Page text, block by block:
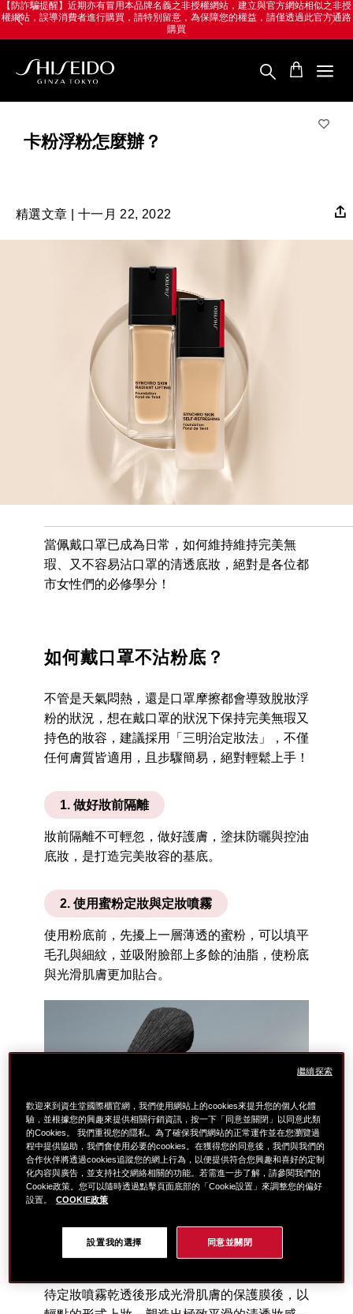
跳
至
Skip
to
導購享LINE POINTS 最高8%回饋，
滿額再贈300點 點我享回饋→
【
資
國卡粉浮粉怎麼辦？
精選文章 | 十一月 22, 2022
當佩戴口罩已成為日常，如何維持維持完美無
瑕、又不容易沾口罩的清透底妝，絕對是各位都
市女性們的必修學分！
如何戴口罩不沾粉底？
不管是天氣悶熱，還是口罩摩擦都會導致脫妝浮
粉的狀況，想在戴口罩的狀況下保持完美無瑕又
持色的妝容，建議採用「三明治定妝法」，不僅
任何膚質皆適用，且步驟簡易，絕對輕鬆上手！
1. 做好妝前隔離
妝前隔離不可輕忽，做好護膚，塗抹防曬與控油
底妝，是打造完美妝容的基底。
2. 使用蜜粉定妝與定妝噴霧
使用粉底前，先擾上一層薄透的蜜粉，可以填平
毛孔與細紋，並吸附臉部上多餘的油脂，使粉底
與光滑肌膚更加貼合。
3. 均勻上粉底
待定妝噴霧乾透後形成光滑肌膚的保護膜後，以
歡迎來到資生堂國際櫃官網，我們使用網站上的cookies來提升您的個人化體
驗，並根據您的興趣來提供相關行銷資訊，按一下「同意並關閉」以同意此類
的Cookies。 我們重視您的隱私。為了確保我們網站的正常運作並在您瀏覽過
程中提供協助，我們會使用必要的cookies。在獲得您的同意後，我們與我們的
合作伙伴將透過cookies追蹤您的網上行為，以便提供符合您興趣和喜好的定制
化內容與廣告，並支持社交網絡相關的功能。若需進一步了解，請參閱我們的
Cookie政策。您可以隨時透過點擊頁面底部的「Cookie設置」來調整您的偏好
設置。
COOKIE政策
設置我的選擇 同意並關閉
繼續探索